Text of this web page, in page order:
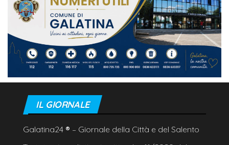
IL GIORNALE
Galatina24 ® – Giornale della Città e del Salento